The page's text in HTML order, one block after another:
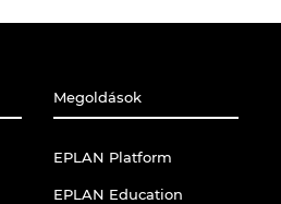
Megoldások
EPLAN Platform
EPLAN Education